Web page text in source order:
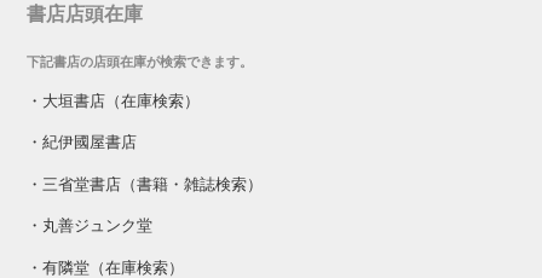
書店店頭在庫
下記書店の店頭在庫が検索できます。
・ 大垣書店（在庫検索）
・紀伊國屋書店
・ 三省堂書店（書籍・雑誌検索）
・ 丸善ジュンク堂
・有隣堂（在庫検索）